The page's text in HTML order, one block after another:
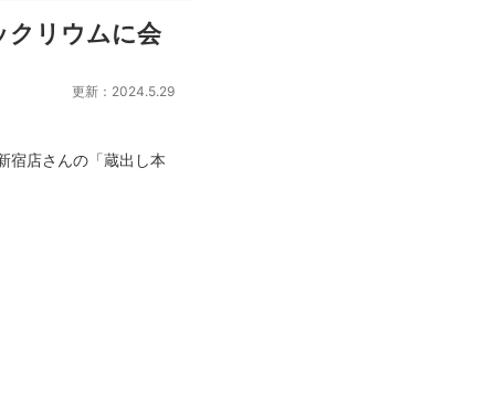
クリウムに会
更新：2024.5.29
宿店さんの「蔵出し本